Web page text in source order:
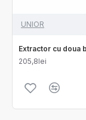
UNIOR
Extractor cu doua
205,8lei